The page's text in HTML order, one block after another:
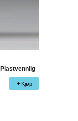
Kjøp